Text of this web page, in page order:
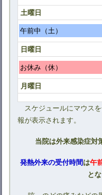
26th
2026
土曜日
土
曜
日,
8
月
29th
2026
午前中（土）
日曜日
日
曜
日,
8
2026
お休み（休）
月曜日
スケジュールにマウス
報が表示されます。
当院は外来感染症対
発熱外来の受付時間は午
と